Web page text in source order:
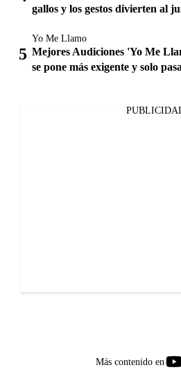
gallos y los gestos divierten al
Yo Me Llamo
Mejores Audiciones 'Yo Me
se pone más exigente y solo
Más contenido en